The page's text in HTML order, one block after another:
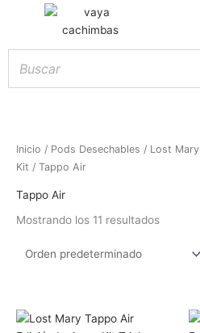
Inicio / Pods Desechables / Lost Mary
Kit / Tappo Air
Tappo Air
Mostrando los 11 resultados